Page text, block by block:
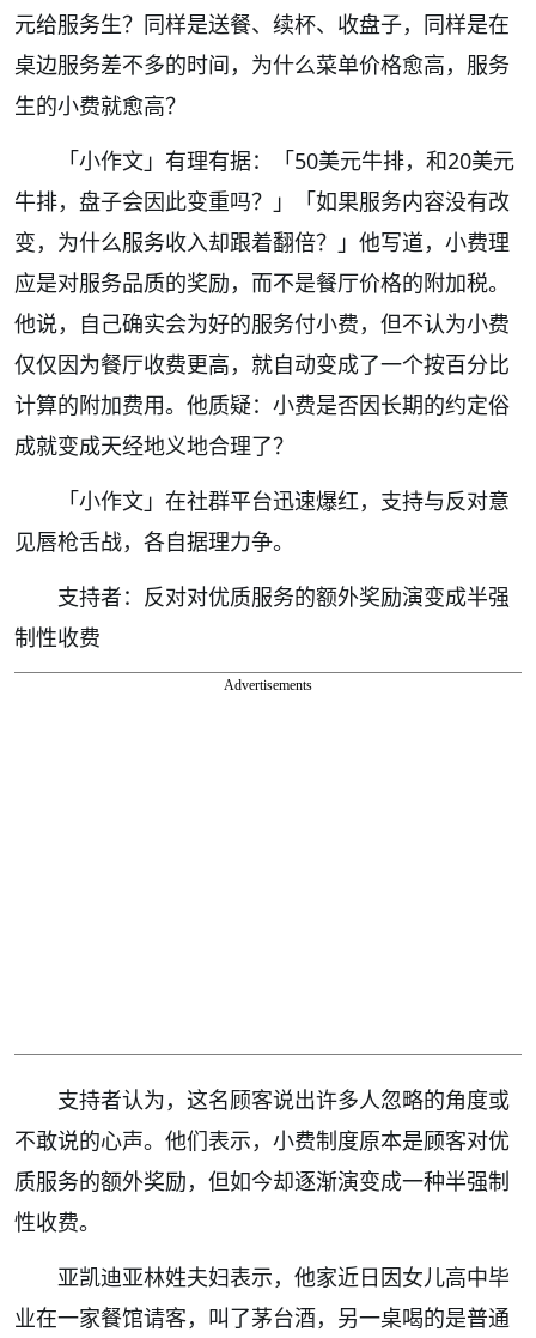
元给服务生？同样是送餐、续杯、收盘子，同样是在
桌边服务差不多的时间，为什么菜单价格愈高，服务
生的小费就愈高？
「小作文」有理有据：「50美元牛排，和20美元
牛排，盘子会因此变重吗？」「如果服务内容没有改
变，为什么服务收入却跟着翻倍？」他写道，小费理
应是对服务品质的奖励，而不是餐厅价格的附加税。
他说，自己确实会为好的服务付小费，但不认为小费
仅仅因为餐厅收费更高，就自动变成了一个按百分比
计算的附加费用。他质疑：小费是否因长期的约定俗
成就变成天经地义地合理了？
「小作文」在社群平台迅速爆红，支持与反对意
见唇枪舌战，各自据理力争。
支持者：反对对优质服务的额外奖励演变成半强
制性收费
Advertisements
支持者认为，这名顾客说出许多人忽略的角度或
不敢说的心声。他们表示，小费制度原本是顾客对优
质服务的额外奖励，但如今却逐渐演变成一种半强制
性收费。
亚凯迪亚林姓夫妇表示，他家近日因女儿高中毕
业在一家餐馆请客，叫了茅台酒，另一桌喝的是普通